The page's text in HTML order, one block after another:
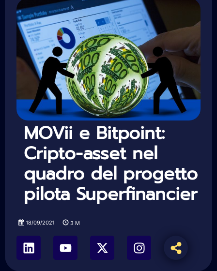
MOVii e Bitpoint:
Cripto-asset nel
quadro del progetto
pilota Superfinancier
18/09/2021 3 M